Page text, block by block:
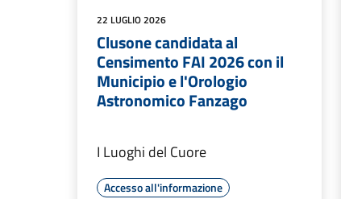
22 LUGLIO 2026
Clusone candidata al
Censimento FAI 2026 con il
Municipio e l'Orologio
Astronomico Fanzago
I Luoghi del Cuore
Accesso all'informazione